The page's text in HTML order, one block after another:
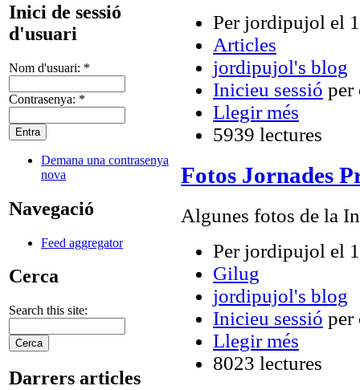
Inici de sessió
d'usuari
Nom d'usuari: *
Contrasenya: *
Demana una contrasenya
nova
Navegació
Feed aggregator
Cerca
Search this site:
Darrers articles
Per jordipujol el
Articles
jordipujol's blog
Inicieu sessió per
Llegir més
5939 lectures
Fotos Jornades
Algunes fotos de la
Per jordipujol el
Gilug
jordipujol's blog
Inicieu sessió per
Llegir més
8023 lectures